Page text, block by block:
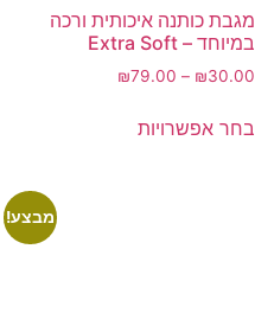
מגבת כותנה איכותית ורכה
במיוחד – Extra Soft
₪30.00
–
₪79.00
בחר אפשרויות
מבצע!